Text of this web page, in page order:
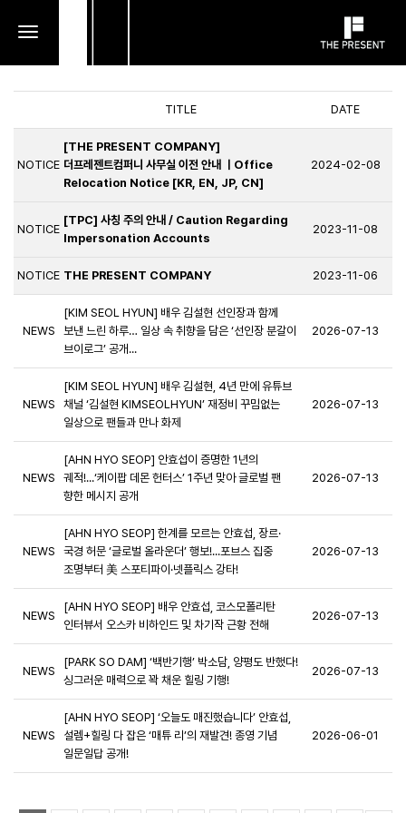
toggle
TITLE DATE
NOTICE
[THE PRESENT COMPANY]
더프레젠트컴퍼니 사무실 이전 안내 ㅣOffice
Relocation Notice [KR, EN, JP, CN]
2024-02-08
NOTICE
[TPC] 사칭 주의 안내 / Caution Regarding
Impersonation Accounts
2023-11-08
NOTICE THE PRESENT COMPANY 2023-11-06
NEWS
[KIM SEOL HYUN] 배우 김설현 선인장과 함께
보낸 느린 하루… 일상 속 취향을 담은 ‘선인장 분갈이
브이로그’ 공개...
2026-07-13
NEWS
[KIM SEOL HYUN] 배우 김설현, 4년 만에 유튜브
채널 ‘김설현 KIMSEOLHYUN’ 재정비 꾸밈없는
일상으로 팬들과 만나 화제
2026-07-13
NEWS
[AHN HYO SEOP] 안효섭이 증명한 1년의
궤적!...‘케이팝 데몬 헌터스’ 1주년 맞아 글로벌 팬
향한 메시지 공개
2026-07-13
NEWS
[AHN HYO SEOP] 한계를 모르는 안효섭, 장르·
국경 허문 ‘글로벌 올라운더’ 행보!...포브스 집중
조명부터 美 스포티파이·넷플릭스 강타!
2026-07-13
NEWS
[AHN HYO SEOP] 배우 안효섭, 코스모폴리탄
인터뷰서 오스카 비하인드 및 차기작 근황 전해
2026-07-13
NEWS
[PARK SO DAM] ‘백반기행’ 박소담, 양평도 반했다!
싱그러운 매력으로 꽉 채운 힐링 기행!
2026-07-13
NEWS
[AHN HYO SEOP] ‘오늘도 매진했습니다’ 안효섭,
설렘+힐링 다 잡은 ‘매튜 리’의 재발견! 종영 기념
일문일답 공개!
2026-06-01